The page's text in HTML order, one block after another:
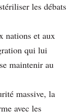
les débats
nations et aux
qui lui
maintenir au
massive, la
avec les